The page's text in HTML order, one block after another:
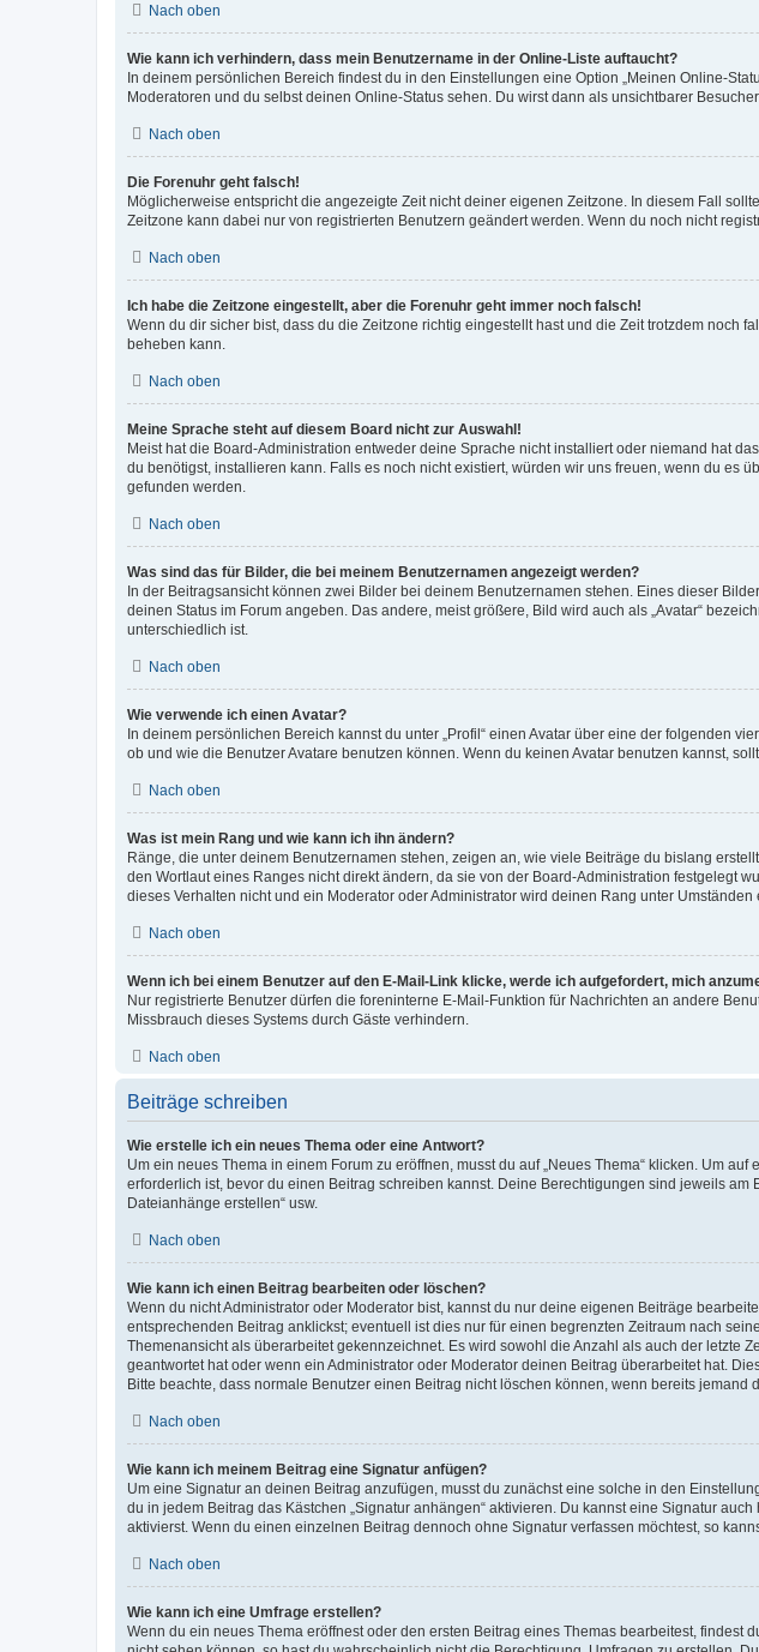
Nach oben
Wie kann ich verhindern, dass mein Benutzername in der Online-Liste auftaucht?
In deinem persönlichen Bereich findest du in den Einstellungen eine Option „Meinen Online-
Moderatoren und du selbst deinen Online-Status sehen. Du wirst dann als unsichtbarer Besucher
Nach oben
Die Forenuhr geht falsch!
Möglicherweise entspricht die angezeigte Zeit nicht deiner eigenen Zeitzone. In diesem Fall
Zeitzone kann dabei nur von registrierten Benutzern geändert werden. Wenn du noch nicht
Nach oben
Ich habe die Zeitzone eingestellt, aber die Forenuhr geht immer noch falsch!
Wenn du dir sicher bist, dass du die Zeitzone richtig eingestellt hast und die Zeit trotzdem noch
beheben kann.
Nach oben
Meine Sprache steht auf diesem Board nicht zur Auswahl!
Meist hat die Board-Administration entweder deine Sprache nicht installiert oder niemand hat
du benötigst, installieren kann. Falls es noch nicht existiert, würden wir uns freuen, wenn du es
gefunden werden.
Nach oben
Was sind das für Bilder, die bei meinem Benutzernamen angezeigt werden?
In der Beitragsansicht können zwei Bilder bei deinem Benutzernamen stehen. Eines dieser
deinen Status im Forum angeben. Das andere, meist größere, Bild wird auch als „Avatar“
unterschiedlich ist.
Nach oben
Wie verwende ich einen Avatar?
In deinem persönlichen Bereich kannst du unter „Profil“ einen Avatar über eine der folgenden
ob und wie die Benutzer Avatare benutzen können. Wenn du keinen Avatar benutzen kannst,
Nach oben
Was ist mein Rang und wie kann ich ihn ändern?
Ränge, die unter deinem Benutzernamen stehen, zeigen an, wie viele Beiträge du bislang
den Wortlaut eines Ranges nicht direkt ändern, da sie von der Board-Administration festgelegt
dieses Verhalten nicht und ein Moderator oder Administrator wird deinen Rang unter Umständen
Nach oben
Wenn ich bei einem Benutzer auf den E-Mail-Link klicke, werde ich aufgefordert, mich
Nur registrierte Benutzer dürfen die foreninterne E-Mail-Funktion für Nachrichten an andere
Missbrauch dieses Systems durch Gäste verhindern.
Nach oben
Beiträge schreiben
Wie erstelle ich ein neues Thema oder eine Antwort?
Um ein neues Thema in einem Forum zu eröffnen, musst du auf „Neues Thema“ klicken. Um
erforderlich ist, bevor du einen Beitrag schreiben kannst. Deine Berechtigungen sind jeweils am
Dateianhänge erstellen“ usw.
Nach oben
Wie kann ich einen Beitrag bearbeiten oder löschen?
Wenn du nicht Administrator oder Moderator bist, kannst du nur deine eigenen Beiträge
entsprechenden Beitrag anklickst; eventuell ist dies nur für einen begrenzten Zeitraum nach
Themenansicht als überarbeitet gekennzeichnet. Es wird sowohl die Anzahl als auch der
geantwortet hat oder wenn ein Administrator oder Moderator deinen Beitrag überarbeitet hat.
Bitte beachte, dass normale Benutzer einen Beitrag nicht löschen können, wenn bereits jemand
Nach oben
Wie kann ich meinem Beitrag eine Signatur anfügen?
Um eine Signatur an deinen Beitrag anzufügen, musst du zunächst eine solche in den
du in jedem Beitrag das Kästchen „Signatur anhängen“ aktivieren. Du kannst eine Signatur
aktivierst. Wenn du einen einzelnen Beitrag dennoch ohne Signatur verfassen möchtest, so
Nach oben
Wie kann ich eine Umfrage erstellen?
Wenn du ein neues Thema eröffnest oder den ersten Beitrag eines Themas bearbeitest, findest